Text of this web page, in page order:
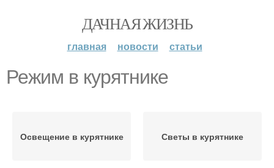
ДАЧНАЯ ЖИЗНЬ
главная новости статьи
Режим в курятнике
Освещение в курятнике Светы в курятнике